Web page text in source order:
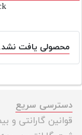
خرید
اجاره
دوربین
محصولی یافت نشد.
دسترسی سریع
قوانین گارانتی و